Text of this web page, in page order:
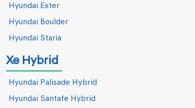
Hyundai Exter
Hyundai Boulder
Hyundai Staria
Xe Hybrid
Hyundai Palisade Hybrid
Hyundai Santafe Hybrid